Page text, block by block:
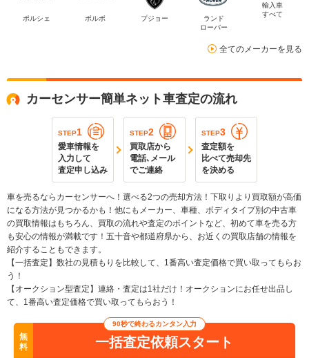
ポルシェ ボルボ プジョー
ランド
ローバー
輸入車
すべて
全てのメーカーを見る
カーセンサー簡単ネット車査定の流れ
STEP1
愛車情報を
入力して
査定申し込み
STEP2
買取店から
電話､メール
でご連絡
STEP3
査定額を
比べて売却先
を決める
車を売るならカーセンサーへ！選べる2つの売却方法！下取りより買取額が高価
になる方法が見つかるかも！他にもメーカー、車種、ボディタイプ別の中古車
の買取情報はもちろん、買取の流れや査定のポイントなど、初めて車を売る方
も安心の情報が満載です！五十音や都道府県から、お近くの買取店舗の情報を
紹介することもできます。
【一括査定】数社の見積もりを比較して、1番高い査定価格で買い取ってもらお
う！
【オークション型査定】連絡・査定は1社だけ！オークションにお任せ出品し
て、1番高い査定価格で買い取ってもらおう！
無
料
90秒で終わるカンタン入力
一括査定依頼スタート